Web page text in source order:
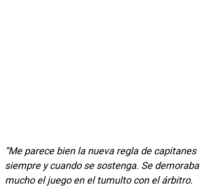
“Me parece bien la nueva regla de capitanes
siempre y cuando se sostenga. Se demoraba
mucho el juego en el tumulto con el árbitro.